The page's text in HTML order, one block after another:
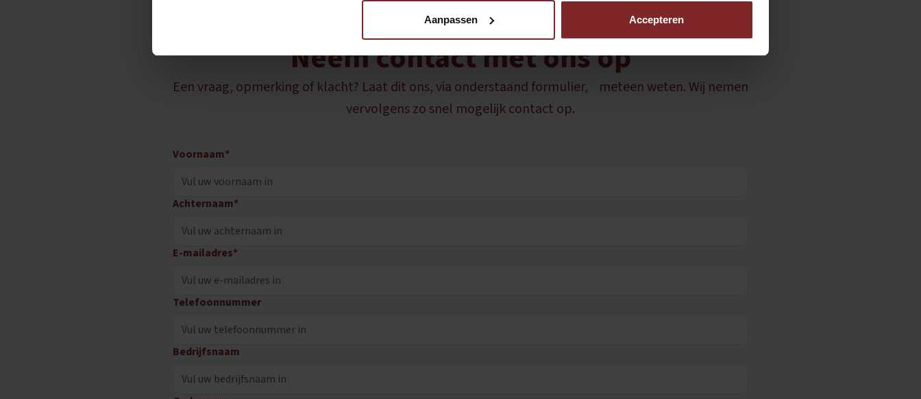
Aanpassen Accepteren
Vragen over planning & poolmanagement?
Neem contact met ons op
Een vraag, opmerking of klacht? Laat dit ons, via onderstaand formulier, meteen weten. Wij nemen
vervolgens zo snel mogelijk contact op.
Voornaam*
Achternaam*
E-mailadres*
Telefoonnummer
Bedrijfsnaam